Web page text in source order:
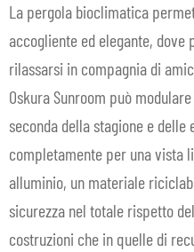
IN
La pergola bioclimatica
accogliente ed elegante,
rilassarsi in compagnia di
Oskura Sunroom può
seconda della stagione e delle
completamente per una vista
alluminio, un materiale
sicurezza nel totale rispetto
costruzioni che in quelle di